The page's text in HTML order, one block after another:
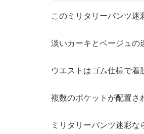
このミリタリーパンツ迷
淡いカーキとベージュの
ウエストはゴム仕様で着
複数のポケットが配置さ
ミリタリーパンツ迷彩な